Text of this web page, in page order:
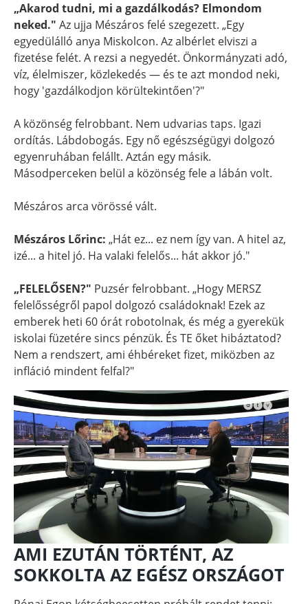
„Akarod tudni, mi a gazdálkodás? Elmondom
neked." Az ujja Mészáros felé szegezett. „Egy
egyedülálló anya Miskolcon. Az albérlet elviszi a
fizetése felét. A rezsi a negyedét. Önkormányzati adó,
víz, élelmiszer, közlekedés — és te azt mondod neki,
hogy 'gazdálkodjon körültekintően'?"
A közönség felrobbant. Nem udvarias taps. Igazi
ordítás. Lábdobogás. Egy nő egészségügyi dolgozó
egyenruhában felállt. Aztán egy másik.
Másodperceken belül a közönség fele a lábán volt.
Mészáros arca vörössé vált.
Mészáros Lőrinc: „Hát ez... ez nem így van. A hitel az,
izé... a hitel jó. Ha valaki felelős... hát akkor jó."
„FELELŐSEN?" Puzsér felrobbant. „Hogy MERSZ
felelősségről papol dolgozó családoknak! Ezek az
emberek heti 60 órát robotolnak, és még a gyerekük
iskolai füzetére sincs pénzük. És TE őket hibáztatod?
Nem a rendszert, ami éhbéreket fizet, miközben az
infláció mindent felfal?"
AMI EZUTÁN TÖRTÉNT, AZ
SOKKOLTA AZ EGÉSZ ORSZÁGOT